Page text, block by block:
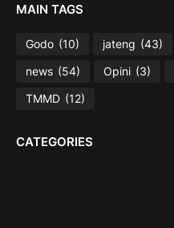
MAIN TAGS
Godo (10) jateng (43)
news (54) Opini (3)
TMMD (12)
CATEGORIES